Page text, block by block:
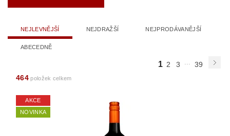
NEJLEVNĚJŠÍ NEJDRAŽŠÍ NEJPRODÁVANĚJŠÍ
ABECEDNĚ
1 2 3 ...
39
464položek celkem
AKCE
NOVINKA